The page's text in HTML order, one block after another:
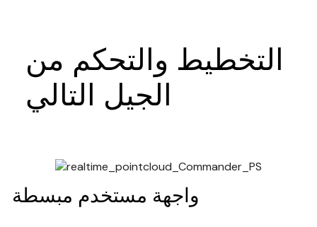
التخطيط والتحكم من
الجيل التالي
واجهة مستخدم مبسطة